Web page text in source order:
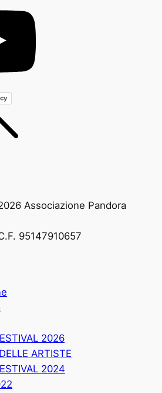
Associazione Pandora
95147910657
2026
ARTISTE
2024